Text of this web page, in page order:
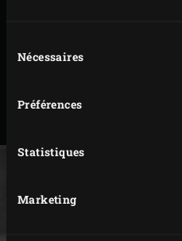
duNécessaires
Préférences
Statistiques
Marketing
Retournez les
Sortez les brochettes du